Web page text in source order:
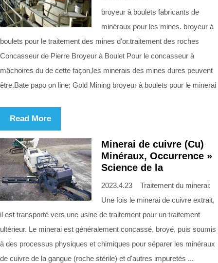
broyeur à boulets fabricants de
minéraux pour les mines. broyeur à
boulets pour le traitement des mines d'or.traitement des roches
Concasseur de Pierre Broyeur à Boulet Pour le concasseur à
mâchoires du de cette façon,les minerais des mines dures peuvent
être.Bate papo on line; Gold Mining broyeur à boulets pour le minerai
Read More
Minerai de cuivre (Cu)
Minéraux, Occurrence »
Science de la
2023.4.23 Traitement du minerai:
Une fois le minerai de cuivre extrait,
il est transporté vers une usine de traitement pour un traitement
ultérieur. Le minerai est généralement concassé, broyé, puis soumis
à des processus physiques et chimiques pour séparer les minéraux
de cuivre de la gangue (roche stérile) et d'autres impuretés ...